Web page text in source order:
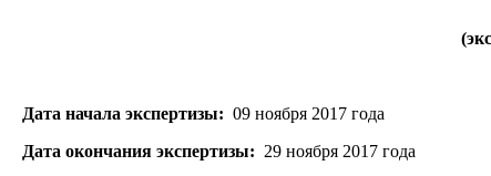
Дата начала экспертизы: 09 ноября 2017 года
Дата окончания экспертизы: 29 ноября 2017 года